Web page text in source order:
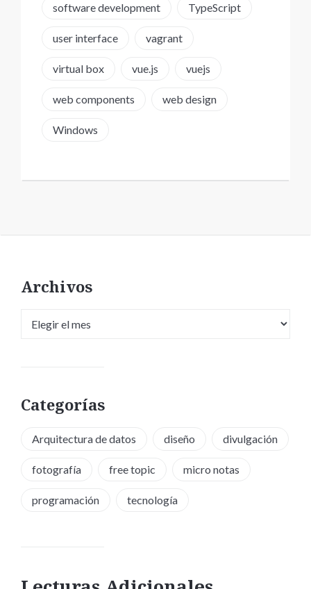
software development TypeScript
user interface vagrant
virtual box vue.js vuejs
web components web design
Windows
Archivos
Categorías
Arquitectura de datos diseño divulgación
fotografía free topic micro notas
programación tecnología